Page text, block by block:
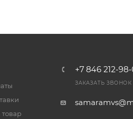
товар
+7 846 212-
ЗАКАЗАТЬ ЗВОНОК